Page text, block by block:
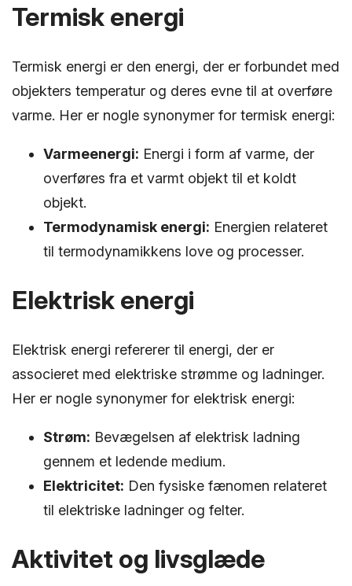
Termisk energi
Termisk energi er den energi, der er forbundet med
objekters temperatur og deres evne til at overføre
varme. Her er nogle synonymer for termisk energi:
Varmeenergi: Energi i form af varme, der
overføres fra et varmt objekt til et koldt
objekt.
Termodynamisk energi: Energien relateret
til termodynamikkens love og processer.
Elektrisk energi
Elektrisk energi refererer til energi, der er
associeret med elektriske strømme og ladninger.
Her er nogle synonymer for elektrisk energi:
Strøm: Bevægelsen af elektrisk ladning
gennem et ledende medium.
Elektricitet: Den fysiske fænomen relateret
til elektriske ladninger og felter.
Aktivitet og livsglæde